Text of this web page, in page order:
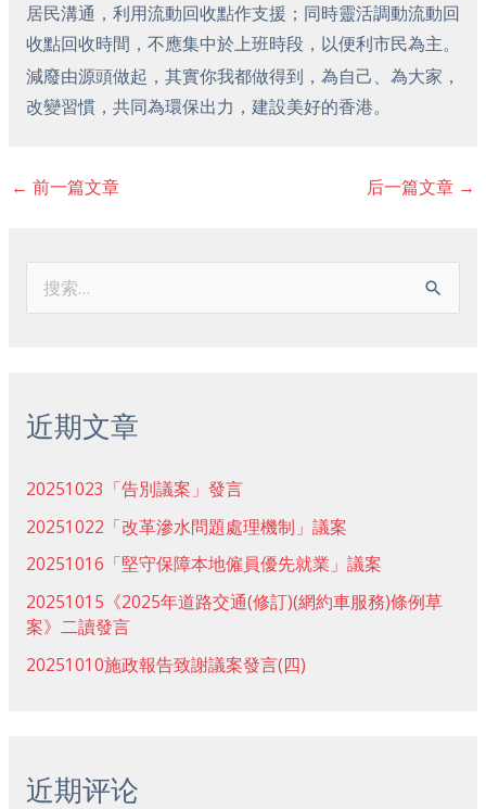
居民溝通，利用流動回收點作支援；同時靈活調動流動回
收點回收時間，不應集中於上班時段，以便利市民為主。
減廢由源頭做起，其實你我都做得到，為自己、為大家，
改變習慣，共同為環保出力，建設美好的香港。
← 前一篇文章 后一篇文章 →
近期文章
20251023「告別議案」發言
20251022「改革滲水問題處理機制」議案
20251016「堅守保障本地僱員優先就業」議案
20251015《2025年道路交通(修訂)(網約車服務)條例草
案》二讀發言
20251010施政報告致謝議案發言(四)
近期评论